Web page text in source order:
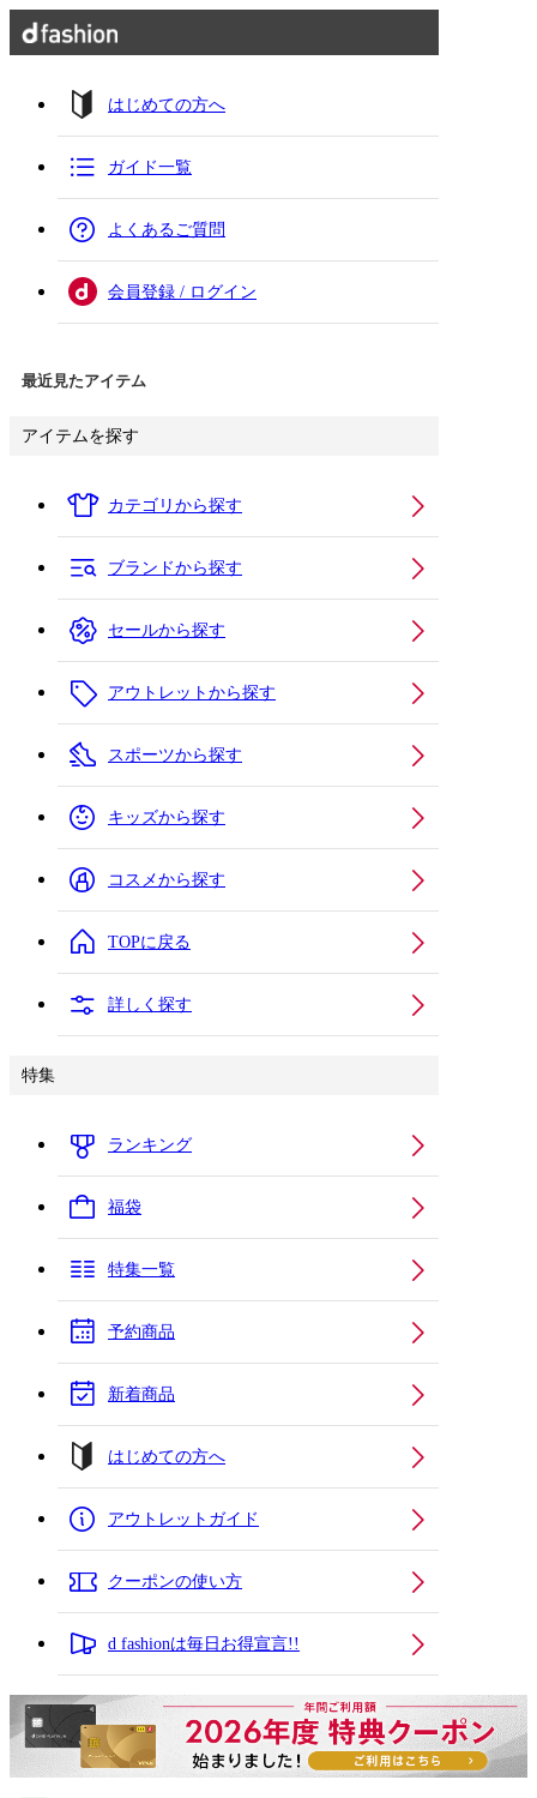
はじめての方へ
ガイド一覧
よくあるご質問
会員登録 / ログイン
最近見たアイテム
アイテムを探す
カテゴリから探す
ブランドから探す
セールから探す
アウトレットから探す
スポーツから探す
キッズから探す
コスメから探す
TOPに戻る
詳しく探す
特集
ランキング
福袋
特集一覧
予約商品
新着商品
はじめての方へ
アウトレットガイド
クーポンの使い方
d fashionは毎日お得宣言!!